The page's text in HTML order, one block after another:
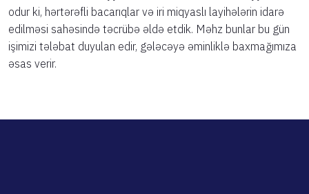
odur ki, hərtərəfli bacarıqlar və iri miqyaslı layihələrin idarə
edilməsi sahəsində təcrübə əldə etdik. Məhz bunlar bu gün
işimizi tələbat duyulan edir, gələcəyə əminliklə baxmağımıza
əsas verir.